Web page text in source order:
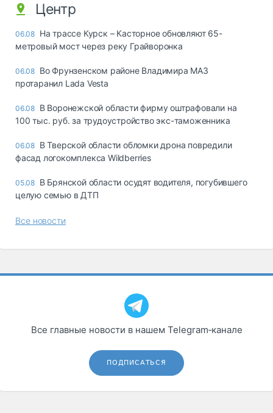
Центр
06.08 На трассе Курск – Касторное обновляют 65-
метровый мост через реку Грайворонка
06.08 Во Фрунзенском районе Владимира МАЗ
протаранил Lada Vesta
06.08 В Воронежской области фирму оштрафовали на
100 тыс. руб. за трудоустройство экс-таможенника
06.08 В Тверской области обломки дрона повредили
фасад логокомплекса Wildberries
05.08 В Брянской области осудят водителя, погубившего
целую семью в ДТП
Все новости
Все главные новости в нашем Telegram‑канале
ПОДПИСАТЬСЯ